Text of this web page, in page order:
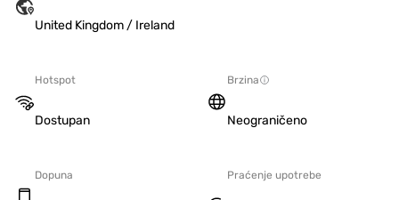
United Kingdom / Ireland
Hotspot
Dostupan
Brzina
Neograničeno
Dopuna Praćenje upotrebe